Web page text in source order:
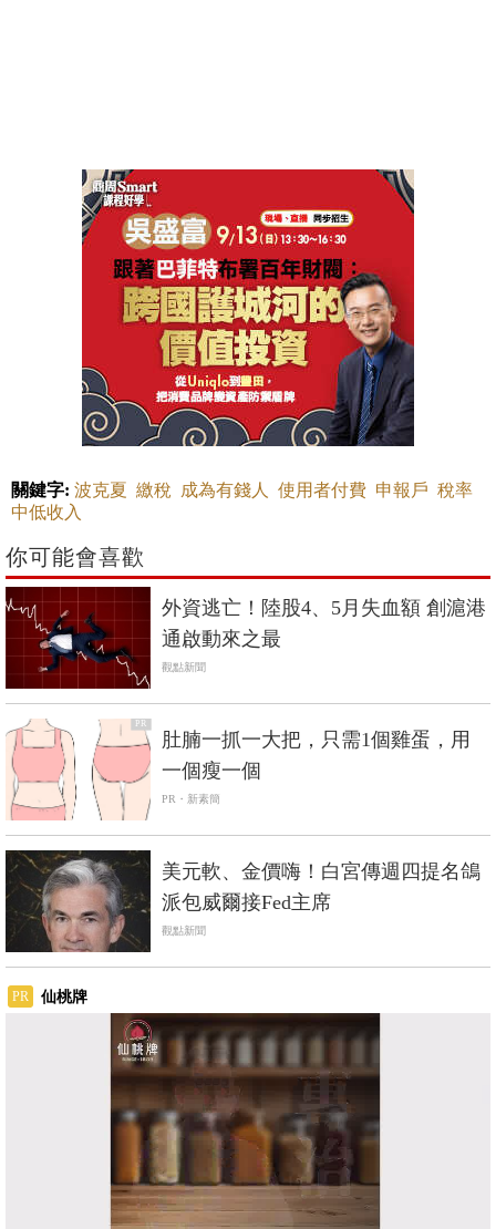
關鍵字: 波克夏 繳稅 成為有錢人 使用者付費 申報戶 稅率
中低收入
你可能會喜歡
外資逃亡！陸股4、5月失血額 創滬港
通啟動來之最
觀點新聞
PR
肚腩一抓一大把，只需1個雞蛋，用
一個瘦一個
PR・新素簡
美元軟、金價嗨！白宮傳週四提名鴿
派包威爾接Fed主席
觀點新聞
PR 仙桃牌